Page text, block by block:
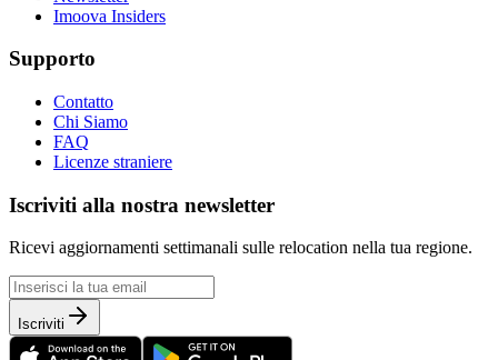
Imoova Insiders
Supporto
Contatto
Chi Siamo
FAQ
Licenze straniere
Iscriviti alla nostra newsletter
Ricevi aggiornamenti settimanali sulle relocation nella tua regione.
Iscriviti